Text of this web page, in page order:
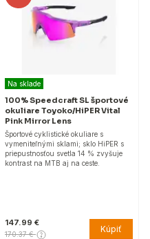
Na sklade
100% Speedcraft SL športové
okuliare Toyoko/HiPER Vital
Pink Mirror Lens
Športové cyklistické okuliare s
vymeniteľnými sklami; sklo HiPER s
priepustnosťou svetla 14 % zvyšuje
kontrast na MTB aj na ceste.
147.99 €
170.37 € Kúpiť